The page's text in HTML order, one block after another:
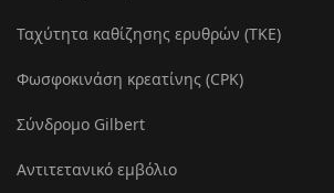
Ταχύτητα καθίζησης ερυθρών (ΤΚΕ)
Φωσφοκινάση κρεατίνης (CPK)
Σύνδρομο Gilbert
Αντιτετανικό εμβόλιο